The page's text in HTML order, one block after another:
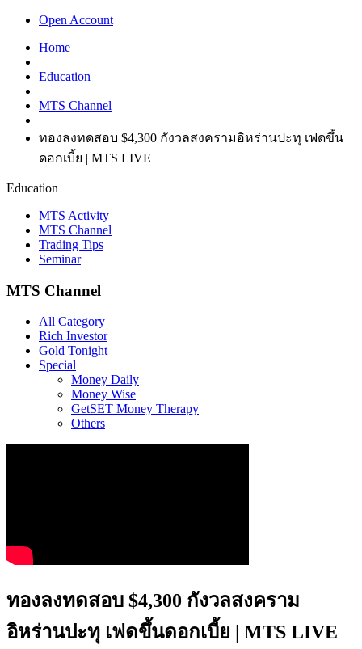
Open Account
Home
Education
MTS Channel
ทองลงทดสอบ $4,300 กังวลสงครามอิหร่านปะทุ เฟดขึ้น
ดอกเบี้ย | MTS LIVE
Education
MTS Activity
MTS Channel
Trading Tips
Seminar
MTS Channel
All Category
Rich Investor
Gold Tonight
Special
Money Daily
Money Wise
GetSET Money Therapy
Others
ทองลงทดสอบ $4,300 กังวลสงคราม
อิหร่านปะทุ เฟดขึ้นดอกเบี้ย | MTS LIVE